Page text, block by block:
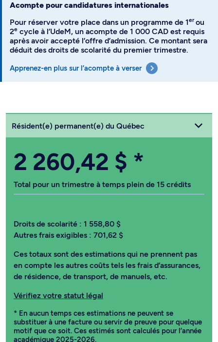
Acompte pour candidatures internationales
Pour réserver votre place dans un programme de 1erou
2e cycle à l’UdeM, un acompte de 1 000 CAD est requis
après avoir accepté l’offre d’admission. Ce montant sera
déduit des droits de scolarité du premier trimestre.
Apprenez-en plus sur l’acompte à verser
Choisissez votre statut
Résident(e) permanent(e) du Québec
2 260,42 $ *
Total pour un trimestre à temps plein de 15 crédits
Droits de scolarité : 1 558,80 $
Autres frais exigibles : 701,62 $
Ces totaux sont des estimations qui ne prennent pas
en compte les autres coûts tels les frais d’assurances,
de résidence, de transport, de manuels, etc.
Vérifiez votre statut légal
* En aucun temps ces estimations ne peuvent se
substituer à une facture ou servir de preuve pour quelque
motif que ce soit. Ces estimés sont calculés pour l’année
académique 2025-2026.